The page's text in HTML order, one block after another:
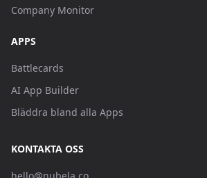
Company Monitor
APPS
Battlecards
AI App Builder
Bläddra bland alla Apps
KONTAKTA OSS